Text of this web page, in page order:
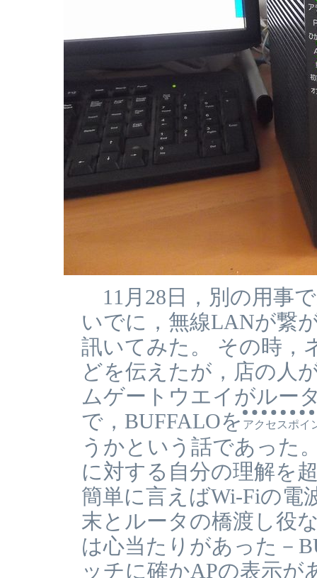
11月28日，別の用事
いでに，無線LANが繋
訊いてみた。 その時，
どを伝えたが，店の人
ムゲートウエイがルー
で，BUFFALOを アクセスポイ
うかという話であった
に対する自分の理解を
簡単に言えばWi-Fiの電
末とルータの橋渡し役
は心当たりがあった－
ッチに確かAPの表示が